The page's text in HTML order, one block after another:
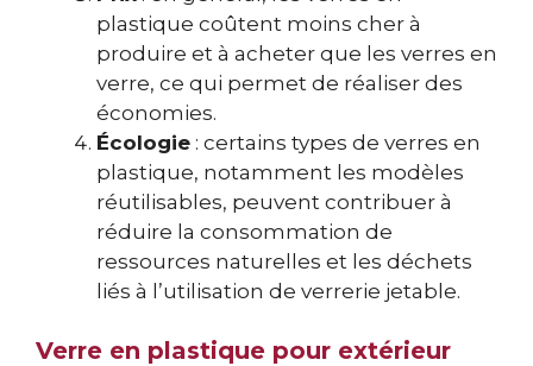
plastique coûtent moins cher à
produire et à acheter que les verres en
verre, ce qui permet de réaliser des
économies.
Écologie : certains types de verres en
plastique, notamment les modèles
réutilisables, peuvent contribuer à
réduire la consommation de
ressources naturelles et les déchets
liés à l’utilisation de verrerie jetable.
Verre en plastique pour extérieur